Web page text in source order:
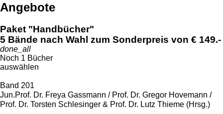
Angebote
Paket "Handbücher"
5 Bände nach Wahl zum Sonderpreis von € 149.-
done_all
Noch 1 Bücher
auswählen
Band 201
Jun.Prof. Dr. Freya Gassmann / Prof. Dr. Gregor Hovemann /
Prof. Dr. Torsten Schlesinger & Prof. Dr. Lutz Thieme (Hrsg.)